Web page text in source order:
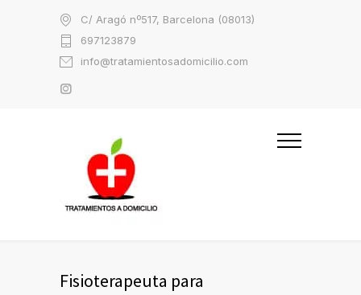
C/ Aragó nº517, Barcelona (08013)
697123879
info@tratamientosadomicilio.com
Fisioterapeuta para